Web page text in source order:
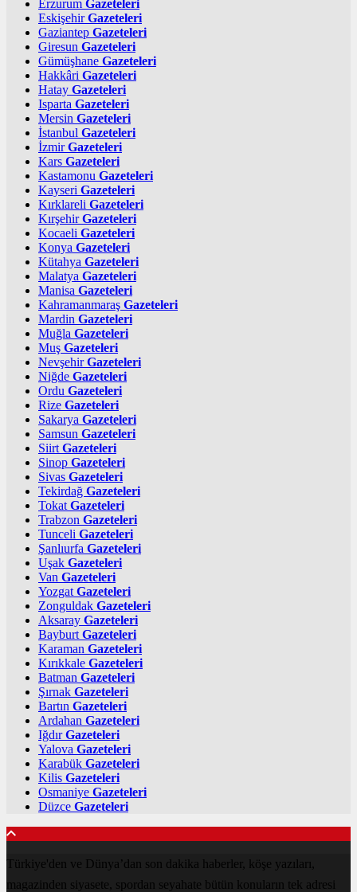
Erzurum Gazeteleri
EskişehirGazeteleri
Gaziantep Gazeteleri
Giresun Gazeteleri
Gümüşhane Gazeteleri
Hakkâri Gazeteleri
Hatay Gazeteleri
Isparta Gazeteleri
Mersin Gazeteleri
İstanbul Gazeteleri
İzmirGazeteleri
Kars Gazeteleri
Kastamonu Gazeteleri
Kayseri Gazeteleri
Kırklareli Gazeteleri
KırşehirGazeteleri
Kocaeli Gazeteleri
Konya Gazeteleri
Kütahya Gazeteleri
Malatya Gazeteleri
Manisa Gazeteleri
Kahramanmaraş Gazeteleri
Mardin Gazeteleri
Muğla Gazeteleri
Muş Gazeteleri
NevşehirGazeteleri
Niğde Gazeteleri
Ordu Gazeteleri
Rize Gazeteleri
Sakarya Gazeteleri
Samsun Gazeteleri
Siirt Gazeteleri
Sinop Gazeteleri
Sivas Gazeteleri
Tekirdağ Gazeteleri
Tokat Gazeteleri
Trabzon Gazeteleri
Tunceli Gazeteleri
Şanlıurfa Gazeteleri
Uşak Gazeteleri
Van Gazeteleri
Yozgat Gazeteleri
Zonguldak Gazeteleri
Aksaray Gazeteleri
Bayburt Gazeteleri
Karaman Gazeteleri
Kırıkkale Gazeteleri
Batman Gazeteleri
Şırnak Gazeteleri
Bartın Gazeteleri
Ardahan Gazeteleri
IğdırGazeteleri
Yalova Gazeteleri
Karabük Gazeteleri
Kilis Gazeteleri
Osmaniye Gazeteleri
Düzce Gazeteleri
Türkiye'den ve Dünya’dan son dakika haberler, köşe yazıları,
magazinden siyasete, spordan seyahate bütün konuların tek adresi